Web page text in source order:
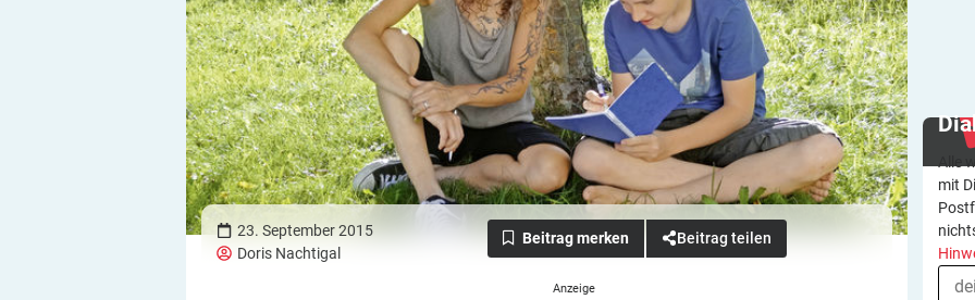
23. September 2015
Doris Nachtigal
Beitrag teilen
Alle
mit